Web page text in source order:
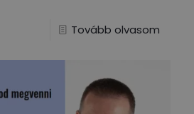
Tovább olvasom